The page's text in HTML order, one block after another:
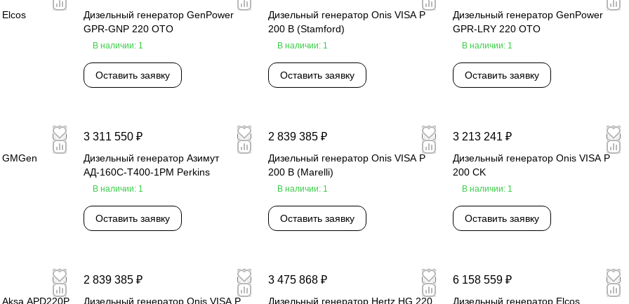
Дизельный генератор GenPower
GPR-GNP 220 OTO
В наличии: 1
Оставить заявку
Дизельный генератор Onis VISA P
200 B (Stamford)
В наличии: 1
Оставить заявку
Дизельный генератор GenPower
GPR-LRY 220 OTO
В наличии: 1
Оставить заявку
3 311 550 ₽
Дизельный генератор Азимут
АД-160С-Т400-1РМ Perkins
В наличии: 1
Оставить заявку
2 839 385 ₽
Дизельный генератор Onis VISA P
200 B (Marelli)
В наличии: 1
Оставить заявку
3 213 241 ₽
Дизельный генератор Onis VISA P
200 CK
В наличии: 1
Оставить заявку
APD220P
2 839 385 ₽
Дизельный генератор Onis VISA P
3 475 868 ₽
Дизельный генератор Hertz HG 220
6 158 559 ₽
Дизельный генератор Elcos